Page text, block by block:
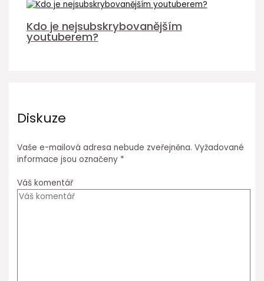
Kdo je nejsubskrybovanějším
youtuberem?
Diskuze
Vaše e-mailová adresa nebude zveřejněna. Vyžadované
informace jsou označeny *
Váš komentář